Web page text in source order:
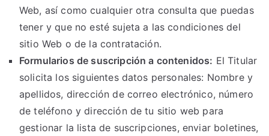
Web, así como cualquier otra consulta que puedas
tener y que no esté sujeta a las condiciones del
sitio Web o de la contratación.
Formularios de suscripción a contenidos: El Titular
solicita los siguientes datos personales: Nombre y
apellidos, dirección de correo electrónico, número
de teléfono y dirección de tu sitio web para
gestionar la lista de suscripciones, enviar boletines,